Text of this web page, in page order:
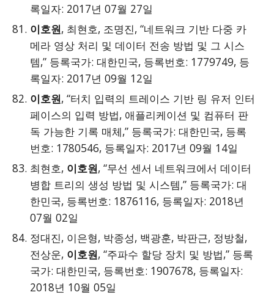
록일자: 2017년 07월 27일
이호원, 최현호, 조명진, “네트워크 기반 다중 카
메라 영상 처리 및 데이터 전송 방법 및 그 시스
템,” 등록국가: 대한민국, 등록번호: 1779749, 등
록일자: 2017년 09월 12일
이호원, “터치 입력의 트레이스 기반 링 유저 인터
페이스의 입력 방법, 애플리케이션 및 컴퓨터 판
독 가능한 기록 매체,” 등록국가: 대한민국, 등록
번호: 1780546, 등록일자: 2017년 09월 14일
최현호, 이호원, “무선 센서 네트워크에서 데이터
병합 트리의 생성 방법 및 시스템,” 등록국가: 대
한민국, 등록번호: 1876116, 등록일자: 2018년
07월 02일
정대진, 이은형, 박종성, 백광훈, 박판근, 정방철,
전상운, 이호원, “주파수 할당 장치 및 방법,” 등록
국가: 대한민국, 등록번호: 1907678, 등록일자:
2018년 10월 05일